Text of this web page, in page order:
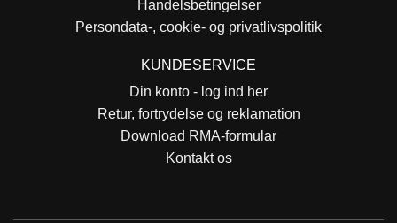
Handelsbetingelser
Persondata-, cookie- og privatlivspolitik
KUNDESERVICE
Din konto - log ind her
Retur, fortrydelse og reklamation
Download RMA-formular
Kontakt os